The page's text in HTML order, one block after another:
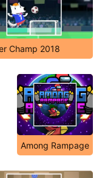
Champ 2018
Among Rampage